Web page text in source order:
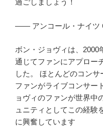
過ごしましょう！
―― アンコール・ナイツ
ボン・ジョヴィは、2000
通じてファンにアプロー
した。 ほとんどのコンサ
ファンがライブコンサー
ョヴィのファンが世界中
ュニティとしてこの経験
に興奮しています